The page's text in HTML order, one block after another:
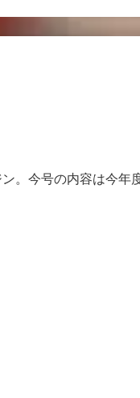
。今号の内容は今年